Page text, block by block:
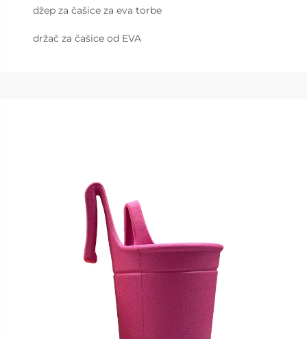
džep za čašice za eva torbe
držač za čašice od EVA